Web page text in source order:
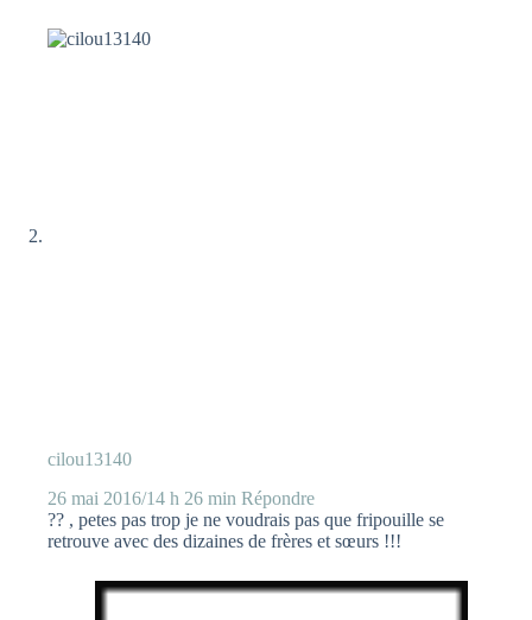
cilou13140
26 mai 2016/14 h 26 min Répondre
?? , petes pas trop je ne voudrais pas que fripouille se
retrouve avec des dizaines de frères et sœurs !!!